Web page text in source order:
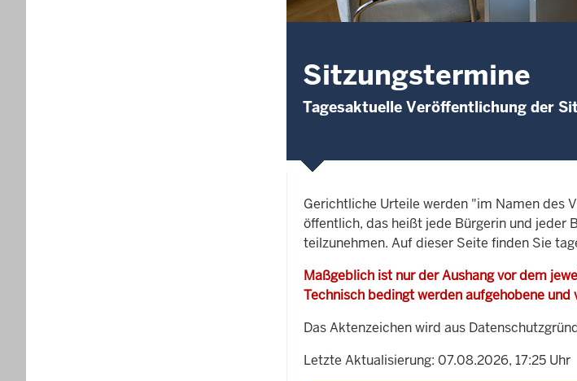
Sitzungstermine
Tagesaktuelle Veröffentlichung der
Gerichtliche Urteile werden "im Namen des
öffentlich, das heißt jede Bürgerin und jeder
teilzunehmen. Auf dieser Seite finden Sie
Maßgeblich ist nur der Aushang vor dem
Technisch bedingt werden aufgehobene
Das Aktenzeichen wird aus
Letzte Aktualisierung: 07.08.2026, 17:25 Uhr